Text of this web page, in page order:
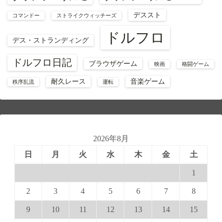
コマンドー ストライクウィッチーズ デススト
デス・ストランディング ドルフロ
ドルフロ日記 ブラウザゲーム 映画 格闘ゲーム
秩序乱流 耐久レース 運転 音楽ゲーム
2026年8月
日
月 火 水 木 金 土
1
2 3 4 5 6 7 8
9 10 11 12 13 14 15